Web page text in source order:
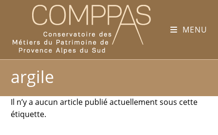
MENU
argile
Il n’y a aucun article publié actuellement sous cette
étiquette.